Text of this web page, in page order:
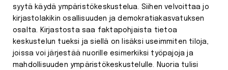
syytä käydä ympäristökeskustelua. Siihen velvoittaa jo
kirjastolakikin osallisuuden ja demokratiakasvatuksen
osalta. Kirjastosta saa faktapohjaista tietoa
keskustelun tueksi ja siellä on lisäksi useimmiten tiloja,
joissa voi järjestää nuorille esimerkiksi työpajoja ja
mahdollisuuden ympäristökeskustelulle. Nuoria tulisi